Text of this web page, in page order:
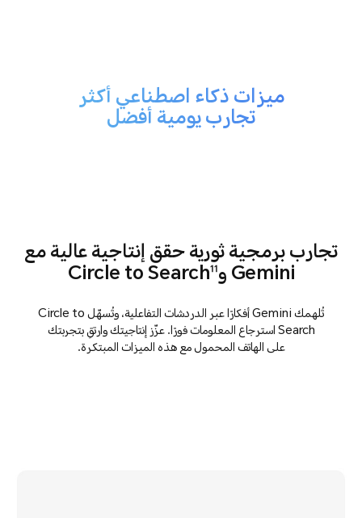
ميزات ذكاء اصطناعي أكثر
تجارب يومية أفضل
تجارب برمجية ثوريةحقق إنتاجية عالية مع
Gemini وCircle to Search 11
تُلهمك Gemini أفكارًا عبر الدردشات التفاعلية، وتُسهّل Circle to
Search استرجاع المعلومات فورًا. عزّز إنتاجيتك وارتقِ بتجربتك
على الهاتف المحمول مع هذه الميزات المبتكرة.